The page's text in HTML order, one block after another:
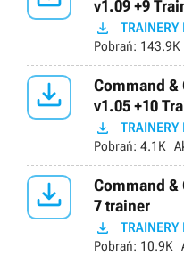
v1.09 +9
 TRAINERY
Pobrań: 143.9K

Command &
v1.05 +10
 TRAINERY
Pobrań: 4.1K

Command &
7 trainer
 TRAINERY
Pobrań: 10.9K